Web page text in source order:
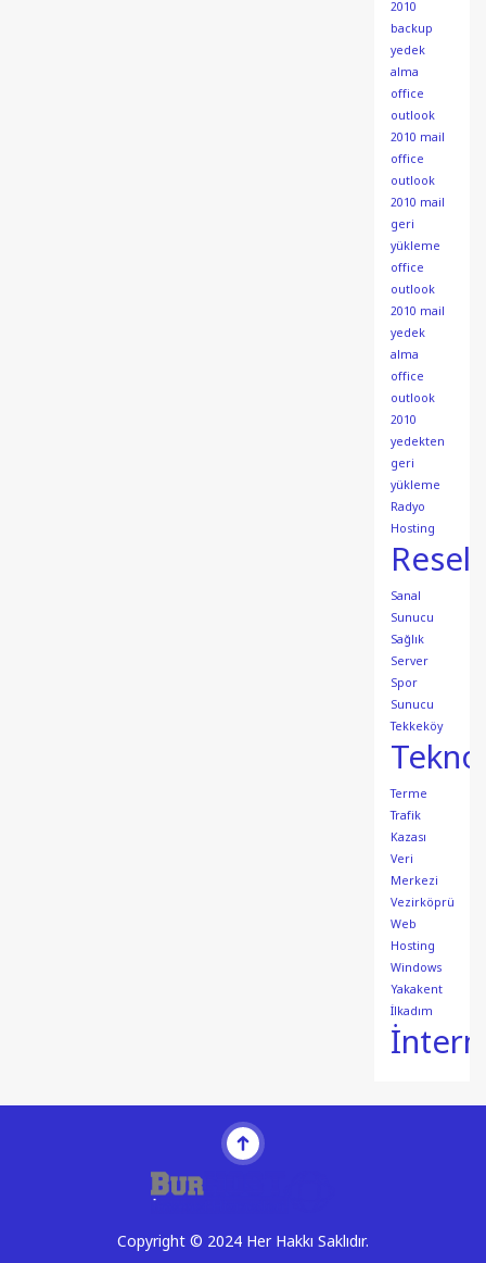
2010
backup
yedek
alma
office
outlook
2010 mail
office
outlook
2010 mail
geri
yükleme
office
outlook
2010 mail
yedek
alma
office
outlook
2010
yedekten
geri
yükleme
Radyo
Hosting
Sanal
Sunucu
Sağlık
Server
Spor
Sunucu
Tekkeköy
Terme
Trafik
Kazası
Veri
Merkezi
Vezirköprü
Web
Hosting
Windows
Yakakent
İlkadım
Copyright © 2024 Her Hakkı Saklıdır.